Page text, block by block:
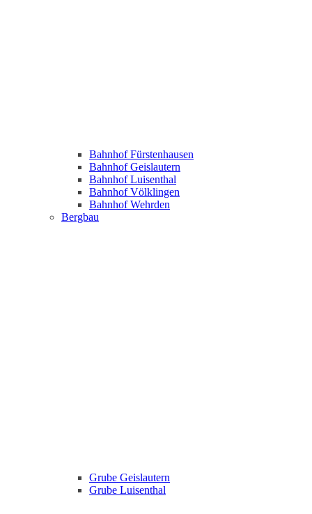
Bahnhof Fürstenhausen
Bahnhof Geislautern
Bahnhof Luisenthal
Bahnhof Völklingen
Bahnhof Wehrden
Bergbau
Grube Geislautern
Grube Luisenthal